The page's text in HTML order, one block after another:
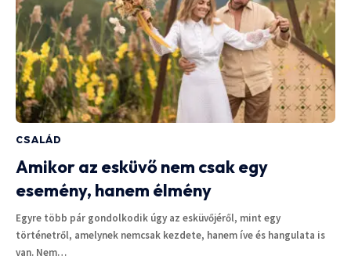
CSALÁD
Amikor az esküvő nem csak egy
esemény, hanem élmény
Egyre több pár gondolkodik úgy az esküvőjéről, mint egy
történetről, amelynek nemcsak kezdete, hanem íve és hangulata is
van. Nem…